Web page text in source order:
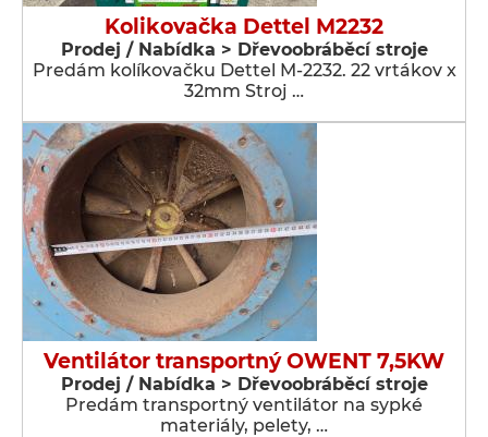
Kolikovačka Dettel M2232
Prodej / Nabídka > Dřevoobráběcí stroje
Predám kolíkovačku Dettel M-2232. 22 vrtákov x
32mm Stroj …
Ventilátor transportný OWENT 7,5KW
Prodej / Nabídka > Dřevoobráběcí stroje
Predám transportný ventilátor na sypké
materiály, pelety, …